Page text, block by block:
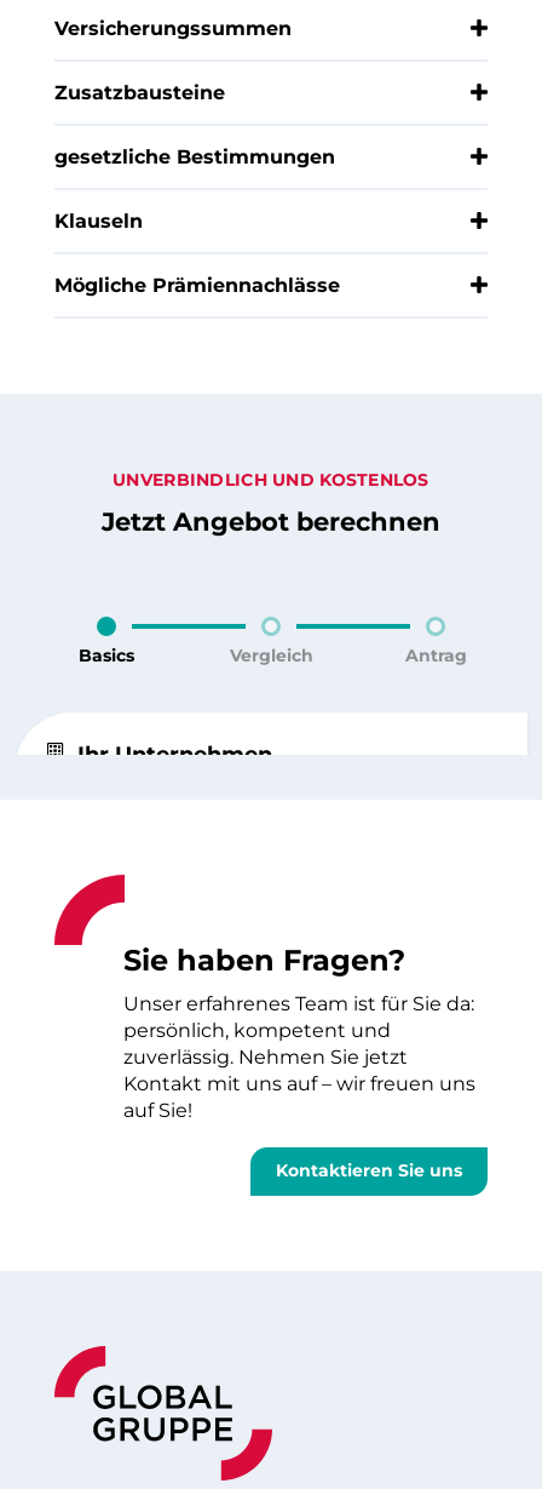
Versicherungssummen
Zusatzbausteine
gesetzliche Bestimmungen
Klauseln
Mögliche Prämiennachlässe
UNVERBINDLICH UND KOSTENLOS
Jetzt Angebot berechnen
Sie haben Fragen?
Unser erfahrenes Team ist für Sie da:
persönlich, kompetent und
zuverlässig. Nehmen Sie jetzt
Kontakt mit uns auf – wir freuen uns
auf Sie!
Kontaktieren Sie uns